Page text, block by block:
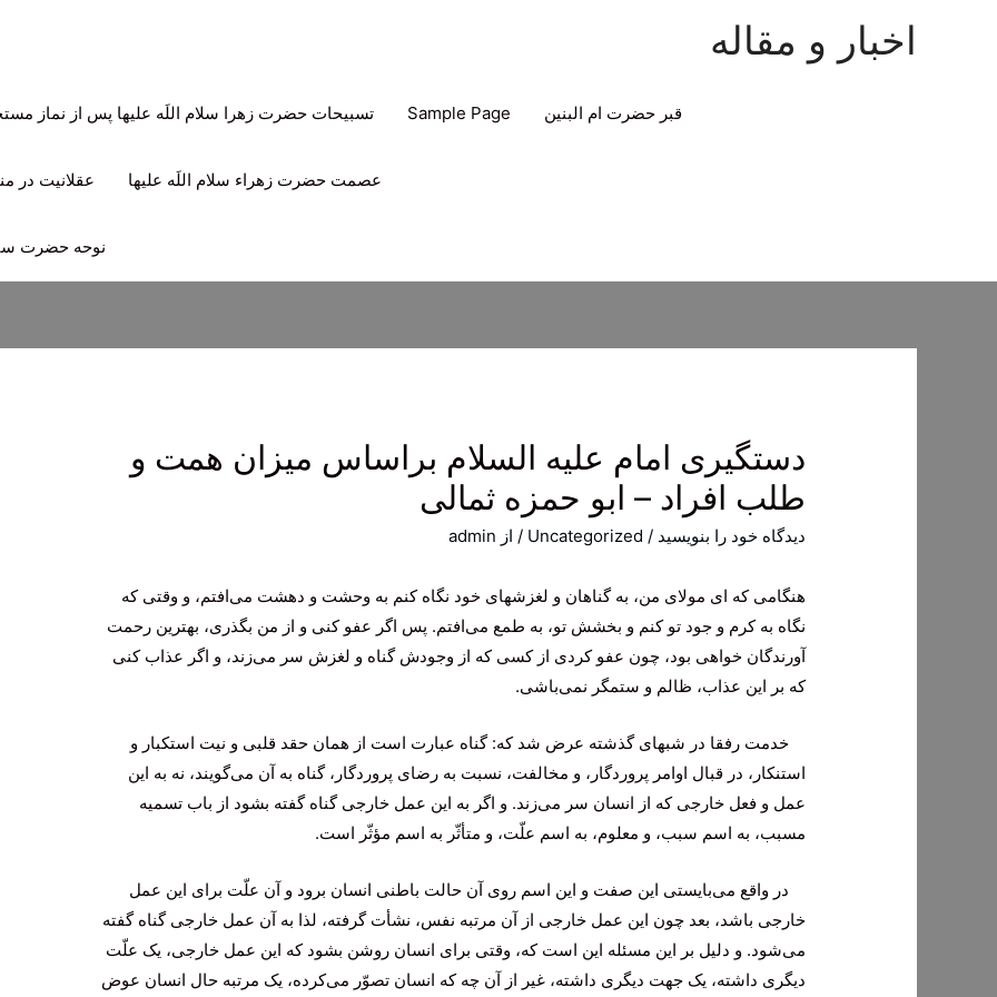
اخبار و مقاله
قبر حضرت ام البنین Sample Page تسبیحات حضرت زهرا سلام اللَه علیها پس از نماز
عصمت حضرت زهراء سلام اللَه علیها عقلانیت در
نوحه حضرت
دستگیری امام علیه السلام براساس میزان همت و
طلب افراد – ابو حمزه ثمالی
دیدگاه‌ خود را بنویسید /
Uncategorized / از admin
هنگامی که ای مولای من، به گناهان و لغزشهای خود نگاه کنم به وحشت و دهشت می‌افتم، و وقتی که
نگاه به کرم و جود تو کنم و بخشش تو، به طمع می‌افتم. پس اگر عفو کنی و از من بگذری، بهترین رحمت
آورندگان خواهی بود، چون عفو کردی از کسی که از وجودش گناه و لغزش سر می‌زند، و اگر عذاب کنی
که بر این عذاب، ظالم و ستمگر نمی‌باشی.
خدمت رفقا در شبهای گذشته عرض شد که: گناه عبارت است از همان حقد قلبی و نیت استکبار و
استنکار، در قبال اوامر پروردگار، و مخالفت، نسبت به رضای پروردگار، گناه به آن می‌گویند، نه به این
عمل و فعل خارجی که از انسان سر می‌زند. و اگر به این عمل خارجی گناه گفته بشود از باب تسمیه
مسبب، به اسم سبب، و معلوم، به اسم علّت، و متأثّر به اسم مؤثّر است.
در واقع می‌بایستی این صفت و این اسم روی آن حالت باطنی انسان برود و آن علّت برای این عمل
خارجی باشد، بعد چون این عمل خارجی از آن مرتبه نفس، نشأت گرفته، لذا به آن عمل خارجی گناه گفته
می‌شود. و دلیل بر این مسئله این است که، وقتی برای انسان روشن بشود که این عمل خارجی، یک علّت
دیگری داشته، یک جهت دیگری داشته، غیر از آن چه که انسان تصوّر می‌کرده، یک مرتبه حال انسان عوض